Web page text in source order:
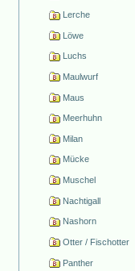
Lerche
Löwe
Luchs
Maulwurf
Maus
Meerhuhn
Milan
Mücke
Muschel
Nachtigall
Nashorn
Otter / Fischotter
Panther